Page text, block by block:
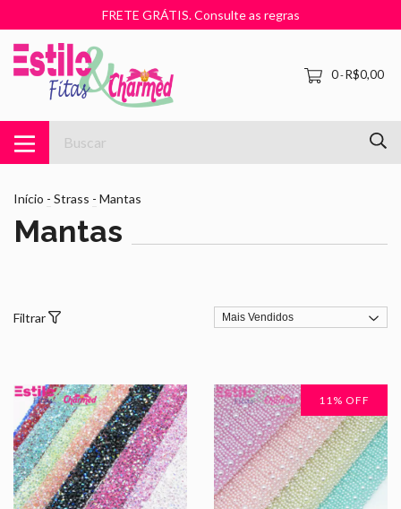
FRETE GRÁTIS. Consulte as regras
0-R$0,00
Início - Strass - Mantas
Mantas
Filtrar
11 % OFF